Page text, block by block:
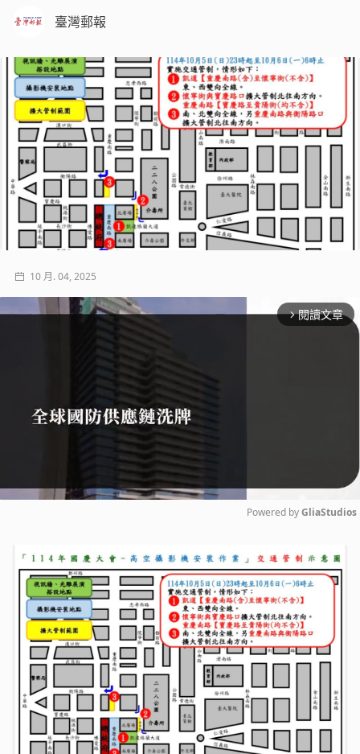
臺灣郵報
10 月. 04, 2025
arrow_forward_ios 閱讀文章
Powered by GliaStudios